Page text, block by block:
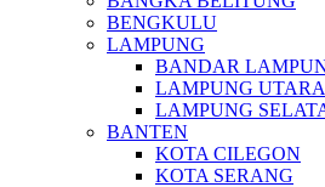
BENGKULU
LAMPUNG
BANDAR
LAMPUNG UTARA
LAMPUNG
BANTEN
KOTA CILEGON
KOTA SERANG